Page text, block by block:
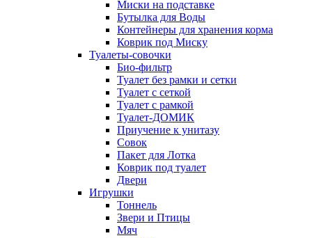
Миски на подставке
Бутылка для Воды
Контейнеры для хранения корма
Коврик под Миску
Туалеты-совочки
Био-фильтр
Туалет без рамки и сетки
Туалет с сеткой
Туалет с рамкой
Туалет-ДОМИК
Приучение к унитазу
Совок
Пакет для Лотка
Коврик под туалет
Двери
Игрушки
Тоннель
Звери и Птицы
Мяч